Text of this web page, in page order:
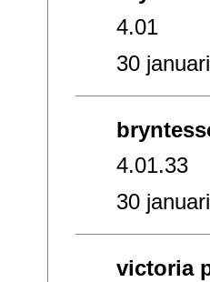
4.01
30
4.01.33
30
victoria